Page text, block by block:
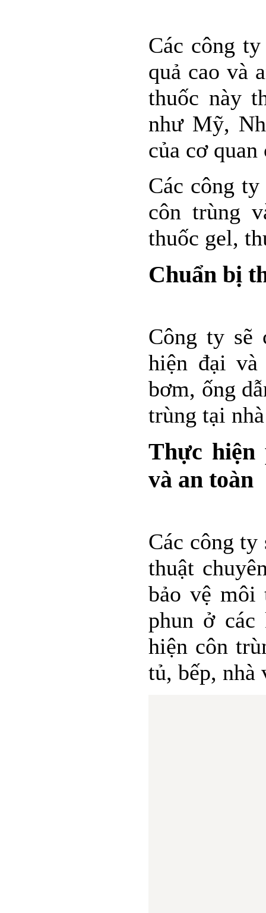
Các công
quả cao và
thuốc này
như Mỹ,
của cơ
Các công
côn trùng
thuốc gel,
Chuẩn bị
Công ty sẽ
hiện đại và
bơm, ống
trùng tại
Thực hiện
và an toàn
Các công
thuật
bảo vệ môi
phun ở các
hiện côn
tủ, bếp,